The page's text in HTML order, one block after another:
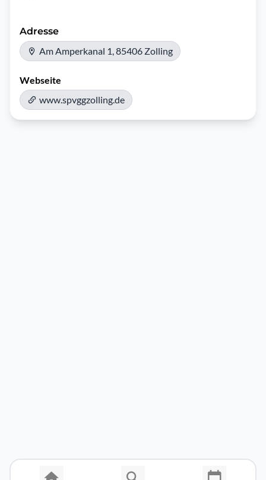
Adresse
Am Amperkanal 1, 85406 Zolling
Webseite
www.spvggzolling.de